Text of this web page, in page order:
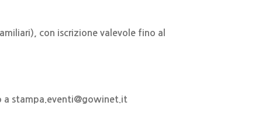
con iscrizione valevole fino al
a stampa.eventi@gowinet.it